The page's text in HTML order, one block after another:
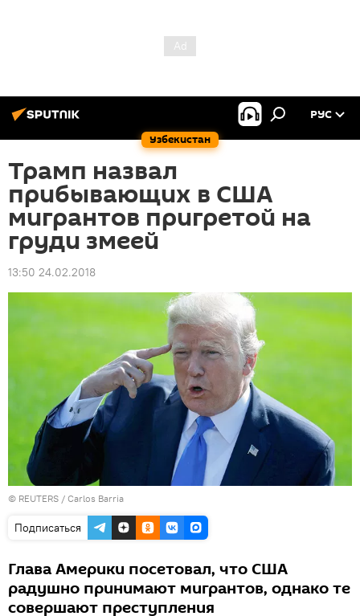
Узбекистан
РУС
Трамп назвал
прибывающих в США
мигрантов пригретой на
груди змеей
13:50 24.02.2018
© REUTERS / Carlos Barria
Подписаться
Глава Америки посетовал, что США
радушно принимают мигрантов, однако те
совершают преступления